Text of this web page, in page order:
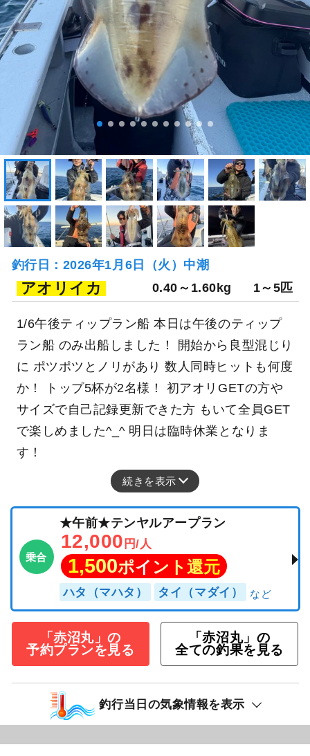
釣行日：2026年1月6日（火）中潮
アオリイカ 0.40～1.60kg 1～5匹
1/6午後ティップラン船 本日は午後のティップ
ラン船 のみ出船しました！ 開始から良型混じり
に ポツポツとノリがあり 数人同時ヒットも何度
か！ トップ5杯が2名様！ 初アオリGETの方や
サイズで自己記録更新できた方 もいて全員GET
で楽しめました^_^ 明日は臨時休業となりま
す！
続きを表示
乗合
★午前★テンヤルアープラン
12,000 円/人
1,500ポイント還元
ハタ（マハタ） タイ（マダイ）
「赤沼丸」の
予約プランを見る
「赤沼丸」の
全ての釣果を見る
釣行当日の気象情報を表示